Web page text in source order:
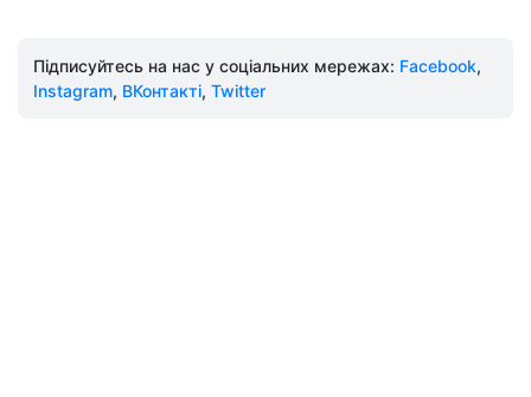
Підписуйтесь на нас у соціальних мережах: Facebook,
Instagram, ВКонтакті, Twitter